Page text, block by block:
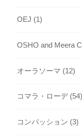
OEJ (1)
OSHO and Meera
オーラソーマ (12)
コマラ・ローデ (54)
コンパッション (3)